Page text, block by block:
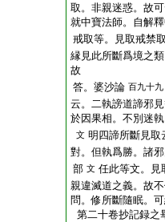
取。非親迷惑。故
就中寶法師。自解
戒取等。見取戒禁
縁見此所斷爲境之
故
答。婆沙論 百九十九
云。二執謗道諦邪
於因果相。不別迷
文 明四諦所斷見取
對。但執爲勝。諸
部 文 任此等文。見
親違滅道之義。故
問。修所斷隨眠。
第二十卷抄記録之